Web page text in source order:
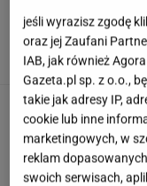
jeśli wyrazisz zgodę
oraz jej Zaufani
IAB, jak również
Gazeta.pl sp. z o.o.,
takie jak adresy IP,
cookie lub inne
marketingowych, w
reklam
swoich serwisach,